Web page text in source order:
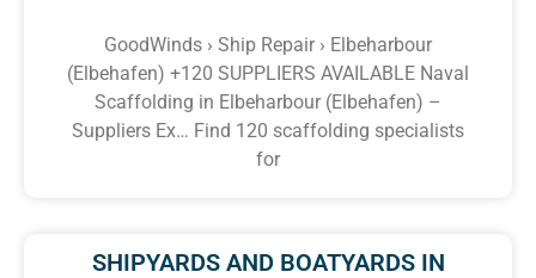
GoodWinds › Ship Repair › Elbeharbour
(Elbehafen) +120 SUPPLIERS AVAILABLE Naval
Scaffolding in Elbeharbour (Elbehafen) –
Suppliers Ex… Find 120 scaffolding specialists
for
SHIPYARDS AND BOATYARDS IN